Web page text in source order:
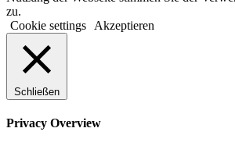
zu.
Cookie settings
Akzeptieren
Schließen
Privacy Overview